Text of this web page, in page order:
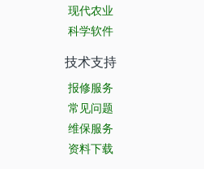
现代农业
科学软件
技术支持
报修服务
常见问题
维保服务
资料下载